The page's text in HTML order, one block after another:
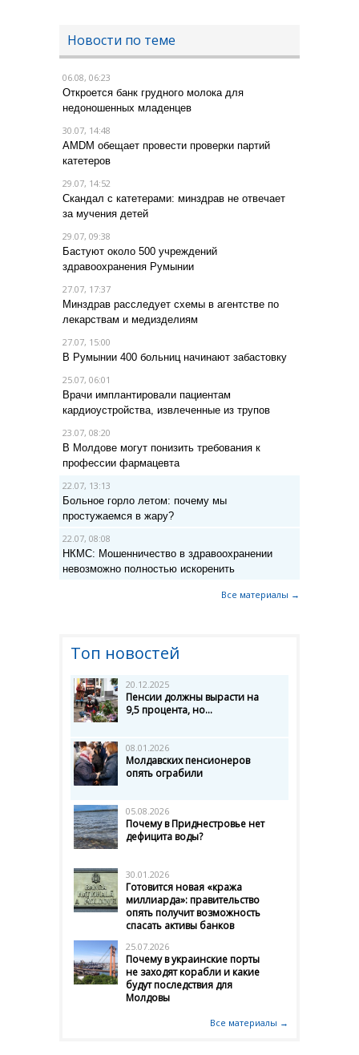
Новости по теме
06.08, 06:23
Откроется банк грудного молока для
недоношенных младенцев
30.07, 14:48
AMDM обещает провести проверки партий
катетеров
29.07, 14:52
Скандал с катетерами: минздрав не отвечает
за мучения детей
29.07, 09:38
Бастуют около 500 учреждений
здравоохранения Румынии
27.07, 17:37
Минздрав расследует схемы в агентстве по
лекарствам и медизделиям
27.07, 15:00
В Румынии 400 больниц начинают забастовку
25.07, 06:01
Врачи имплантировали пациентам
кардиоустройства, извлеченные из трупов
23.07, 08:20
В Молдове могут понизить требования к
профессии фармацевта
22.07, 13:13
Больное горло летом: почему мы
простужаемся в жару?
22.07, 08:08
НКМС: Мошенничество в здравоохранении
невозможно полностью искоренить
Все материалы →
Топ новостей
20.12.2025
Пенсии должны вырасти на
9,5 процента, но...
08.01.2026
Молдавских пенсионеров
опять ограбили
05.08.2026
Почему в Приднестровье нет
дефицита воды?
30.01.2026
Готовится новая «кража
миллиарда»: правительство
опять получит возможность
спасать активы банков
25.07.2026
Почему в украинские порты
не заходят корабли и какие
будут последствия для
Молдовы
Все материалы →